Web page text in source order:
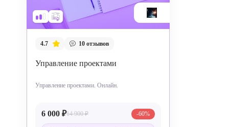
4.7 10 отзывов
Управление проектами
Управление проектами. Онлайн.
6 000 ₽14 900 ₽ -60%